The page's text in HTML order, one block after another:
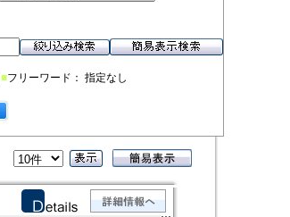
■フリーワード： 指定なし